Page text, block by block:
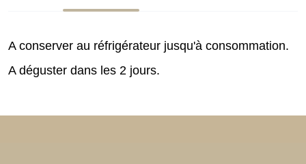
A conserver au réfrigérateur jusqu'à consommation.
A déguster dans les 2 jours.